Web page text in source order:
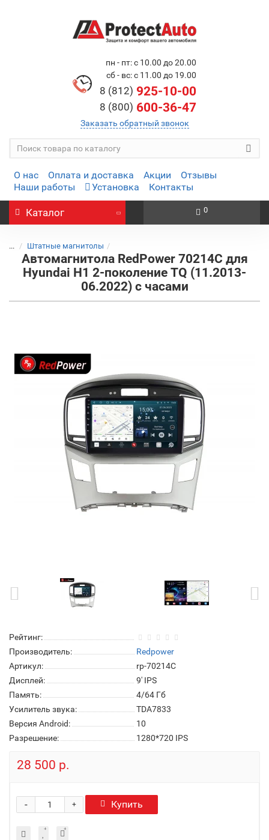
пн - пт: с 10.00 до 20.00
сб - вс: с 11.00 до 19.00
8 (812) 925-10-00
8 (800) 600-36-47
Заказать обратный звонок
О нас Оплата и доставка Акции
Отзывы
Наши работы
Установка Контакты
Каталог 0
... Штатные магнитолы
Автомагнитола RedPower 70214C для
Hyundai H1 2-поколение TQ (11.2013-
06.2022) с часами
Рейтинг:
Производитель:
Redpower
Артикул:
rp-70214C
Дисплей:
9' IPS
Память:
4/64 Гб
Усилитель звука:
TDA7833
Версия Android:
10
Разрешение:
1280*720 IPS
28 500 р.
+
- Купить